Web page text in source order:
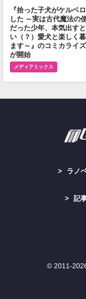
『拾った子犬がケルベ
した ～実は古代魔法の
だった少年、本気出す
い（？）愛犬と楽しく
ます～』のコミカライ
が開始
メディアミックス
ラノ
記
© 2011-